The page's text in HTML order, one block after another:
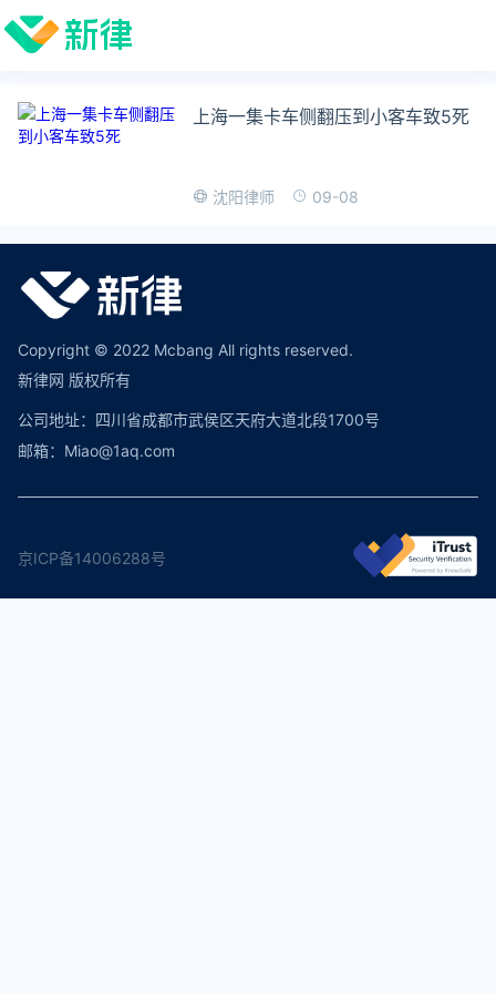
上海一集卡车侧翻压到小客车致5死
沈阳律师 09-08
Copyright © 2022 Mcbang All rights reserved.
新律网 版权所有
公司地址：四川省成都市武侯区天府大道北段1700号
邮箱：Miao@1aq.com
京ICP备14006288号